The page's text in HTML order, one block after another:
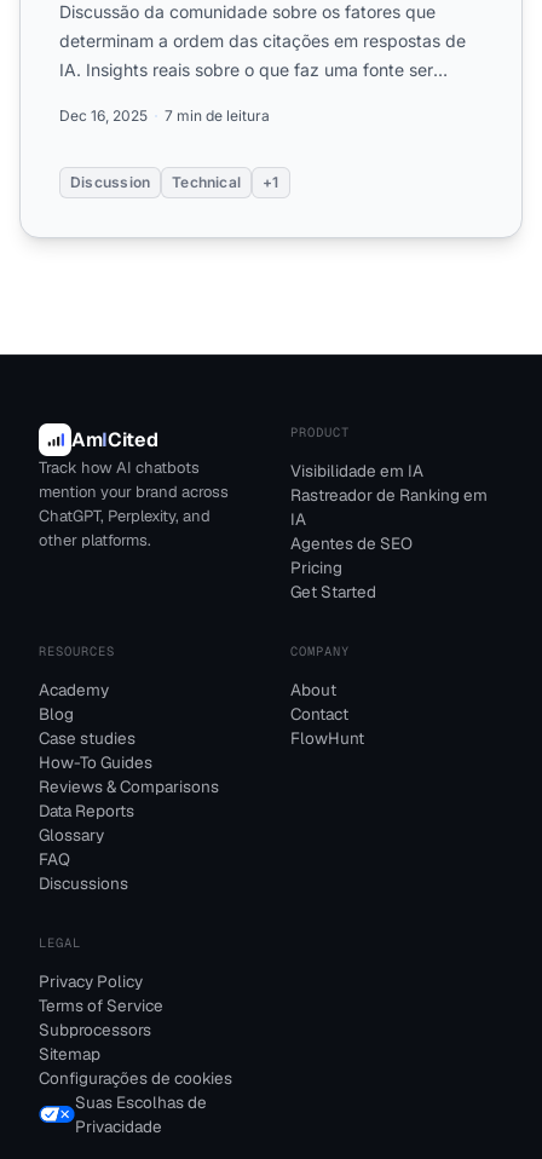
Discussão da comunidade sobre os fatores que
determinam a ordem das citações em respostas de
IA. Insights reais sobre o que faz uma fonte ser
Dec 16, 2025 7 min de leitura
Discussion Technical +1
AmICited
Track how AI chatbots
mention your brand across
ChatGPT, Perplexity, and
other platforms.
PRODUCT
Visibilidade em IA
Rastreador de Ranking em
IA
Agentes de SEO
Pricing
Get Started
RESOURCES
Academy
Blog
Case studies
How-To Guides
Reviews & Comparisons
Data Reports
Glossary
FAQ
Discussions
COMPANY
About
Contact
FlowHunt
LEGAL
Privacy Policy
Terms of Service
Subprocessors
Sitemap
Configurações de cookies
Suas Escolhas de
Privacidade